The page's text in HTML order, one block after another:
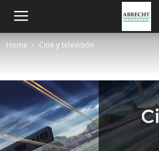
Home Cine y televisión